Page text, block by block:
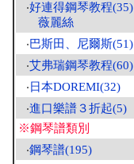
‧好連得鋼琴教程(35)
薇麗絲
‧巴斯田、尼爾斯(51)
‧艾弗瑞鋼琴教程(60)
‧ 日本DOREMI(32)
‧進口樂譜３折起(5)
※鋼琴譜類別
‧鋼琴譜(195)